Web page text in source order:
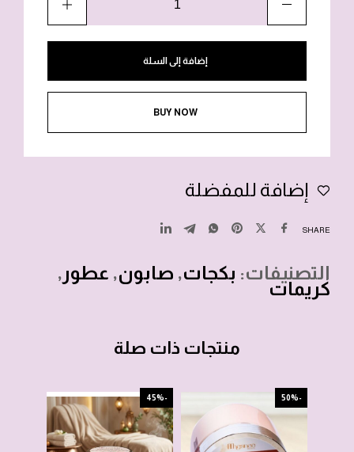
إضافة إلى السلة
BUY NOW
إضافة للمفضلة
SHARE
التصنيفات: بكجات, صابون, عطور ,
كريمات
منتجات ذات صلة
-50%
-45%